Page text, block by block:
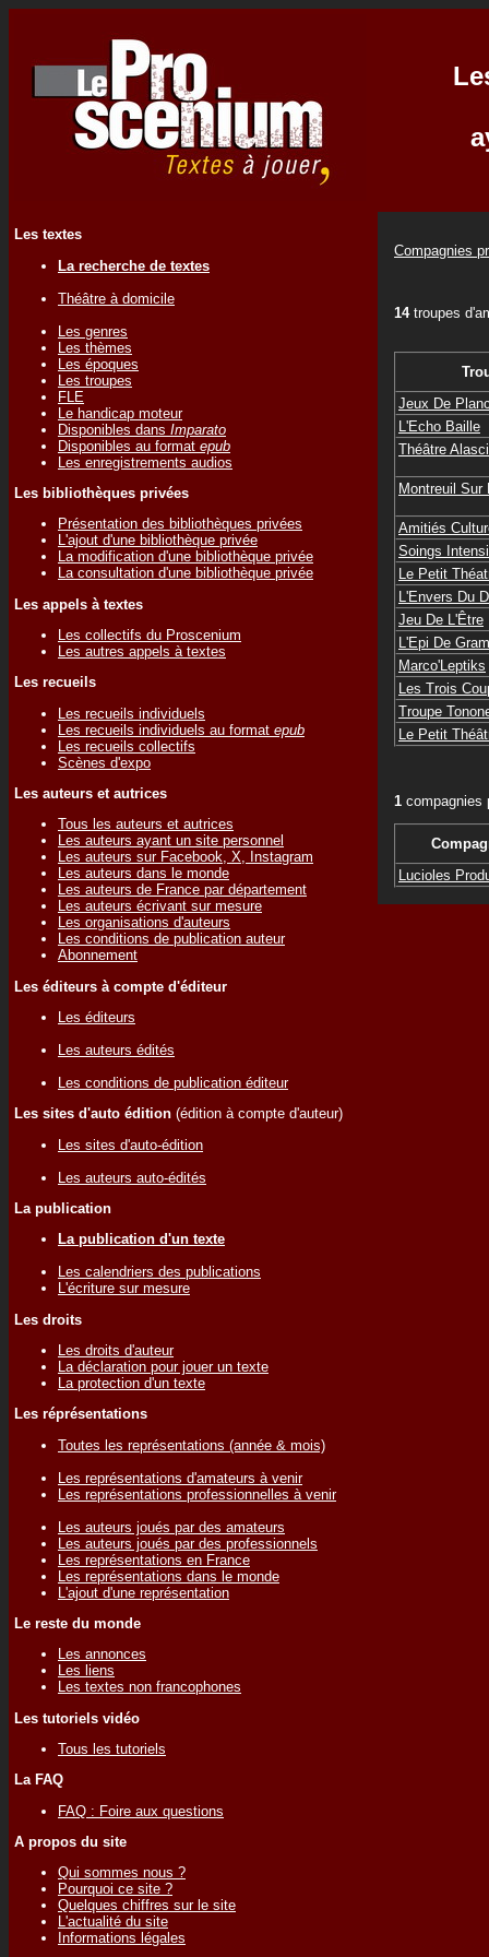
Les textes
La recherche de textes
Théâtre à domicile
Les genres
Les thèmes
Les époques
Les troupes
FLE
Le handicap moteur
Disponibles dans Imparato
Disponibles au format epub
Les enregistrements audios
Les bibliothèques privées
Présentation des bibliothèques privées
L'ajout d'une bibliothèque privée
La modification d'une bibliothèque privée
La consultation d'une bibliothèque privée
Les appels à textes
Les collectifs du Proscenium
Les autres appels à textes
Les recueils
Les recueils individuels
Les recueils individuels au format epub
Les recueils collectifs
Scènes d'expo
Les auteurs et autrices
Tous les auteurs et autrices
Les auteurs ayant un site personnel
Les auteurs sur Facebook, X, Instagram
Les auteurs dans le monde
Les auteurs de France par département
Les auteurs écrivant sur mesure
Les organisations d'auteurs
Les conditions de publication auteur
Abonnement
Les éditeurs à compte d'éditeur
Les éditeurs
Les auteurs édités
Les conditions de publication éditeur
Les sites d'auto édition (édition à compte d'auteur)
Les sites d'auto-édition
Les auteurs auto-édités
La publication
La publication d'un texte
Les calendriers des publications
L'écriture sur mesure
Les droits
Les droits d'auteur
La déclaration pour jouer un texte
La protection d'un texte
Les réprésentations
Toutes les représentations (année & mois)
Les représentations d'amateurs à venir
Les représentations professionnelles à venir
Les auteurs joués par des amateurs
Les auteurs joués par des professionnels
Les représentations en France
Les représentations dans le monde
L'ajout d'une représentation
Le reste du monde
Les annonces
Les liens
Les textes non francophones
Les tutoriels vidéo
Tous les tutoriels
La FAQ
FAQ : Foire aux questions
A propos du site
Qui sommes nous ?
Pourquoi ce site ?
Quelques chiffres sur le site
L'actualité du site
Informations légales
Compagnies
14troupes
Jeux De
L'Echo Baille
Théâtre
Montreuil Sur
Amitiés
Soings
Le Petit
L'Envers Du
Jeu De L'Être
L'Epi De
Marco'Leptiks
Les Trois
Troupe
Le Petit
1 compagnies
Lucioles